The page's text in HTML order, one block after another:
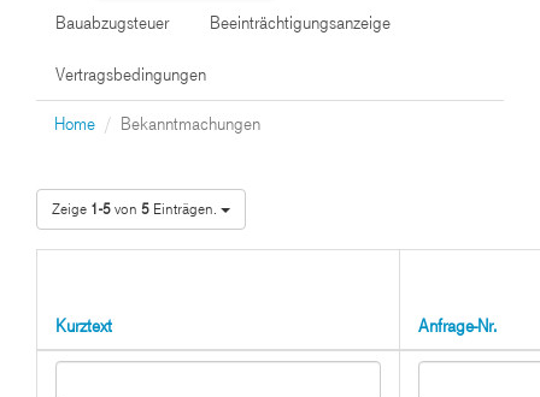
Bauabzugsteuer Beeinträchtigungsanzeige
Vertragsbedingungen
Home Bekanntmachungen
Zeige 1-5von 5 Einträgen.
Kurztext Anfrage-Nr.